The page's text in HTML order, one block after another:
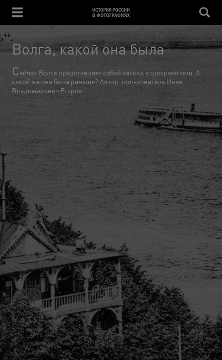
Волга, какой она была
Сейчас Волга представляет собой каскад водохранилищ. А
какой же она была раньше? Автор: пользователь Иван
Владимирович Егоров.